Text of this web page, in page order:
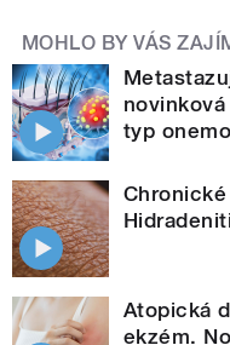
MOHLO BY VÁS
typ
Atopická
ekzém.